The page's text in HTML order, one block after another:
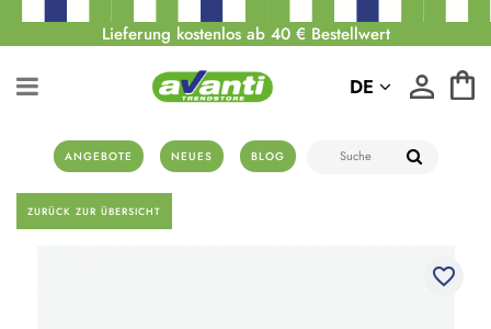
Lieferung kostenlos ab 40 € Bestellwert
ANGEBOTE NEUES BLOG
DE
ZURÜCK ZUR ÜBERSICHT
favorite_border